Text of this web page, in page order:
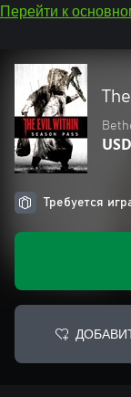
Перейти к
Требуется